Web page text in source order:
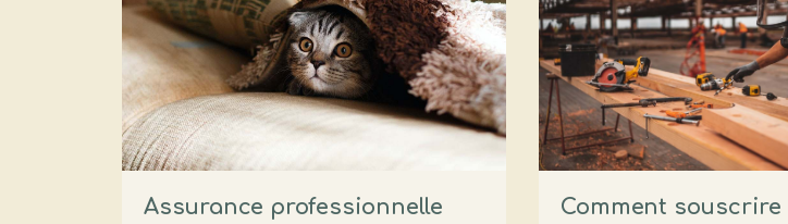
Assurance professionnelle
Comment souscrire